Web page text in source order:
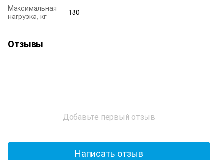
Максимальная
нагрузка, кг
180
Отзывы
Добавьте первый отзыв
Написать отзыв